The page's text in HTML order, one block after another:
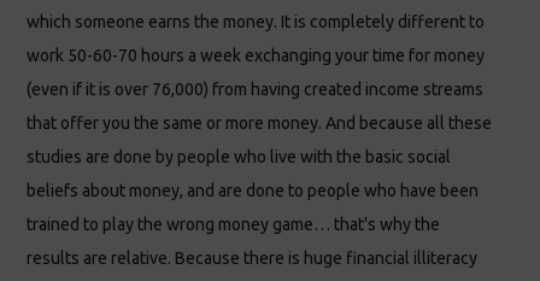
which someone earns the money. It is completely different to
work 50-60-70 hours a week exchanging your time for money
(even if it is over 76,000) from having created income streams
that offer you the same or more money. And because all these
studies are done by people who live with the basic social
beliefs about money, and are done to people who have been
trained to play the wrong money game… that's why the
results are relative. Because there is huge financial illiteracy